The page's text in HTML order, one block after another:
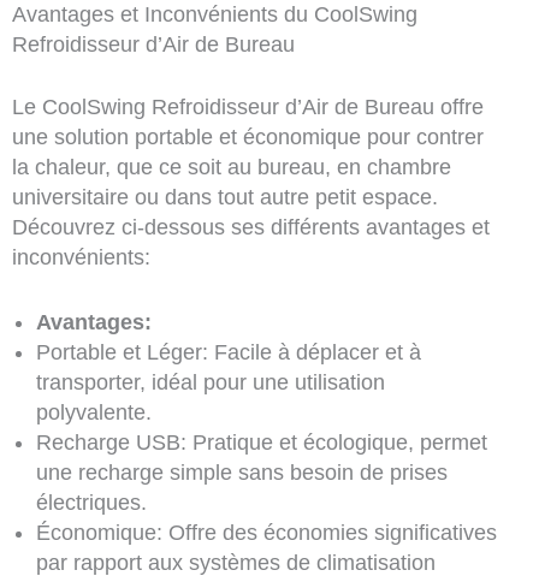
Avantages et Inconvénients du CoolSwing
Refroidisseur d’Air de Bureau
Le CoolSwing Refroidisseur d’Air de Bureau offre
une solution portable et économique pour contrer
la chaleur, que ce soit au bureau, en chambre
universitaire ou dans tout autre petit espace.
Découvrez ci-dessous ses différents avantages et
inconvénients:
Avantages:
Portable et Léger: Facile à déplacer et à
transporter, idéal pour une utilisation
polyvalente.
Recharge USB: Pratique et écologique, permet
une recharge simple sans besoin de prises
électriques.
Économique: Offre des économies significatives
par rapport aux systèmes de climatisation